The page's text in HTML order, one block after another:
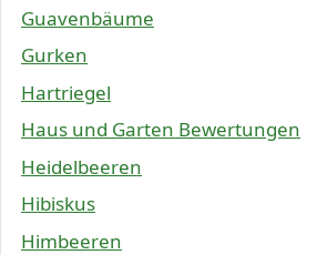
Guavenbäume
Gurken
Hartriegel
Haus und Garten Bewertungen
Heidelbeeren
Hibiskus
Himbeeren